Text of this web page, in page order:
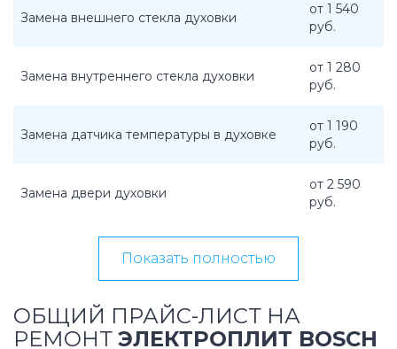
Замена внешнего стекла духовки
от 1 540
руб.
Замена внутреннего стекла духовки
от 1 280
руб.
Замена датчика температуры в духовке
от 1 190
руб.
Замена двери духовки
от 2 590
руб.
Показать полностью
ОБЩИЙ ПРАЙС-ЛИСТ НА
РЕМОНТ ЭЛЕКТРОПЛИТ BOSCH